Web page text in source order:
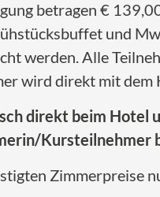
betragen €
und
werden. Alle
wird direkt mit dem
direkt beim Hotel
Kursteilnehmer
Zimmerpreise